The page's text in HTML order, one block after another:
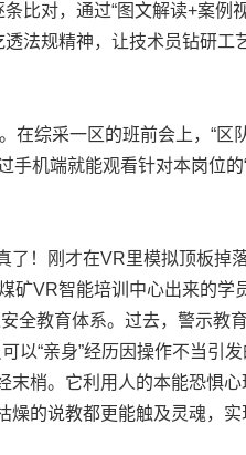
比对，通过“图文解读+案例
透法规精神，让技术员钻研工
综采一区的班前会上，“区
机端就能观看针对本岗位的“
了！刚才在VR里模拟顶板掉
矿VR智能培训中心出来的学
全教育体系。过去，警示教育
以“亲身”经历因操作不当引
末梢。它利用人的本能恐惧
的说教都更能触及灵魂，实